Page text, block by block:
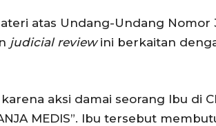
atas Undang-Undang Nomor
judicial reviewini berkaitan
aksi damai seorang Ibu di
MEDIS”. Ibu tersebut